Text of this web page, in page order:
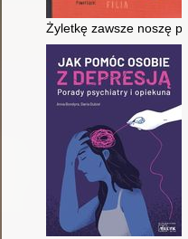
Żyletkę zawsze noszę